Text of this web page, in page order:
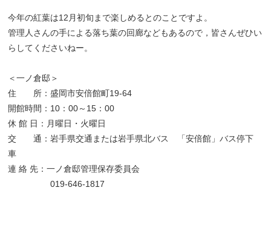
今年の紅葉は12月初旬まで楽しめるとのことですよ。
管理人さんの手による落ち葉の回廊などもあるので，皆さんぜひい
らしてくださいねー。
＜一ノ倉邸＞
住 所：盛岡市安倍館町19-64
開館時間：10：00～15：00
休 館 日：月曜日・火曜日
交 通：岩手県交通または岩手県北バス 「安倍館」バス停下
車
連 絡 先：一ノ倉邸管理保存委員会
019-646-1817